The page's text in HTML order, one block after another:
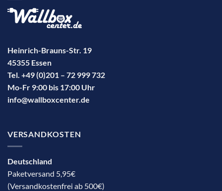
Heinrich-Brauns-Str. 19
45355 Essen
Tel. +49 (0)201 – 72 999 732
Mo-Fr 9:00 bis 17:00 Uhr
info@wallboxcenter.de
VERSANDKOSTEN
Deutschland
Paketversand 5,95€
(Versandkostenfrei ab 500€)